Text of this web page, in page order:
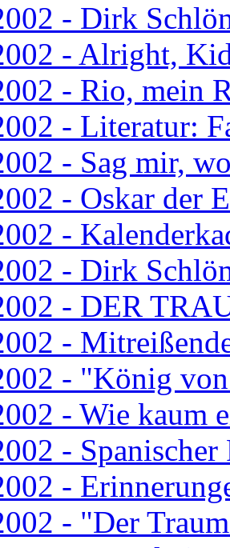
- Dirk
- Alright,
- Rio, mein
- Literatur:
- Sag mir,
- Oskar der
-
- Dirk
- DER
-
- "König
- Wie kaum
-
-
- "Der